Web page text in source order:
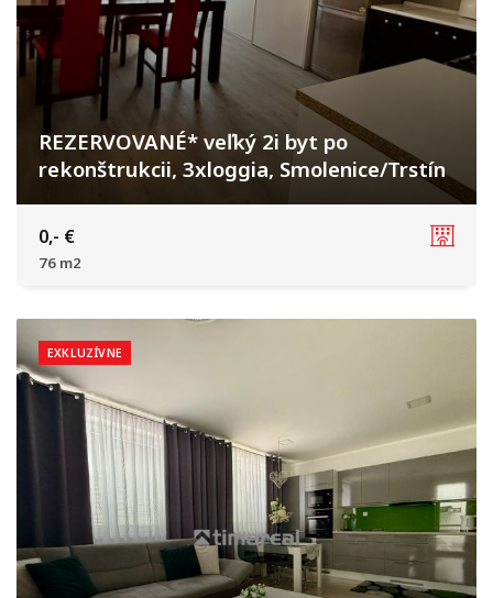
REZERVOVANÉ* veľký 2i byt po
rekonštrukcii, 3xloggia, Smolenice/Trstín
Továrenská, Smolenice
0,- €
76 m2
EXKLUZÍVNE